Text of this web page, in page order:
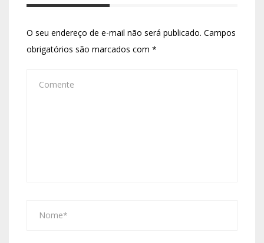
O seu endereço de e-mail não será publicado. Campos
obrigatórios são marcados com *